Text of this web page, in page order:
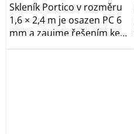
Skleník Portico v rozměru
1,6 × 2,4 m je osazen PC 6
mm a zaujme řešením ke
stěně pro...